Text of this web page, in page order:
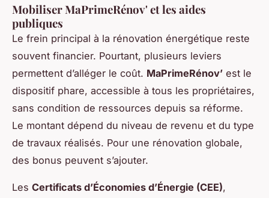
Mobiliser MaPrimeRénov' et les aides
publiques
Le frein principal à la rénovation énergétique reste
souvent financier. Pourtant, plusieurs leviers
permettent d’alléger le coût. MaPrimeRénov’ est le
dispositif phare, accessible à tous les propriétaires,
sans condition de ressources depuis sa réforme.
Le montant dépend du niveau de revenu et du type
de travaux réalisés. Pour une rénovation globale,
des bonus peuvent s’ajouter.
Les Certificats d’Économies d’Énergie (CEE),